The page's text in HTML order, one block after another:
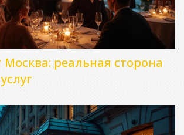
Москва: реальная сторона